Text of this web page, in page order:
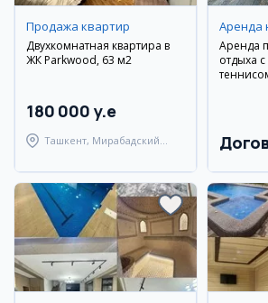
Продажа квартир
Двухкомнатная квартира в
ЖК Parkwood, 63 м2
180 000 y.e
Ташкент, Мирабадский
Аренда
Аренда
отдыха